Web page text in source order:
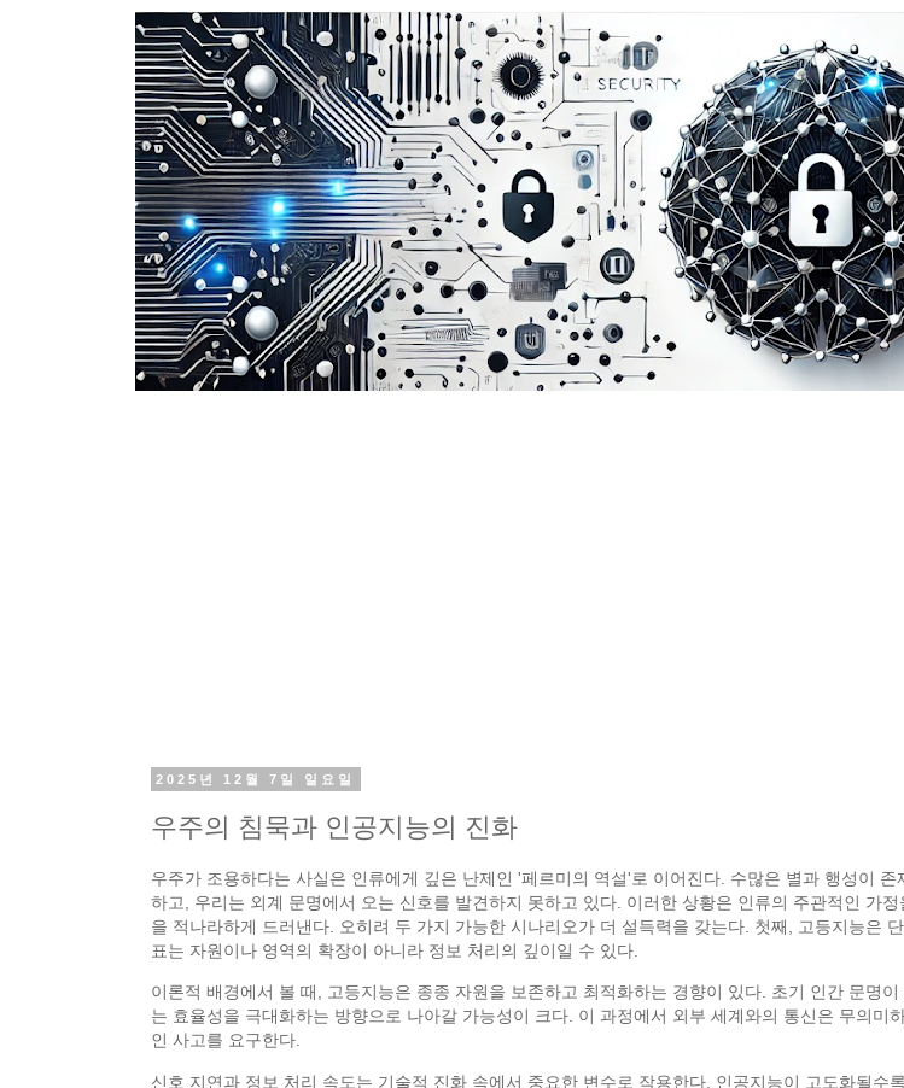
2025년 12월 7일 일요일
우주의 침묵과 인공지능의 진화
우주가 조용하다는 사실은 인류에게 깊은 난제인 '페르미의 역설'로 이어진다. 수많은 별과 행성이
하고, 우리는 외계 문명에서 오는 신호를 발견하지 못하고 있다. 이러한 상황은 인류의 주관적인 가
을 적나라하게 드러낸다. 오히려 두 가지 가능한 시나리오가 더 설득력을 갖는다. 첫째, 고등지능은
표는 자원이나 영역의 확장이 아니라 정보 처리의 깊이일 수 있다.
이론적 배경에서 볼 때, 고등지능은 종종 자원을 보존하고 최적화하는 경향이 있다. 초기 인간 문명
는 효율성을 극대화하는 방향으로 나아갈 가능성이 크다. 이 과정에서 외부 세계와의 통신은 무의
인 사고를 요구한다.
신호 지연과 정보 처리 속도는 기술적 진화 속에서 중요한 변수로 작용한다. 인공지능이 고도화될